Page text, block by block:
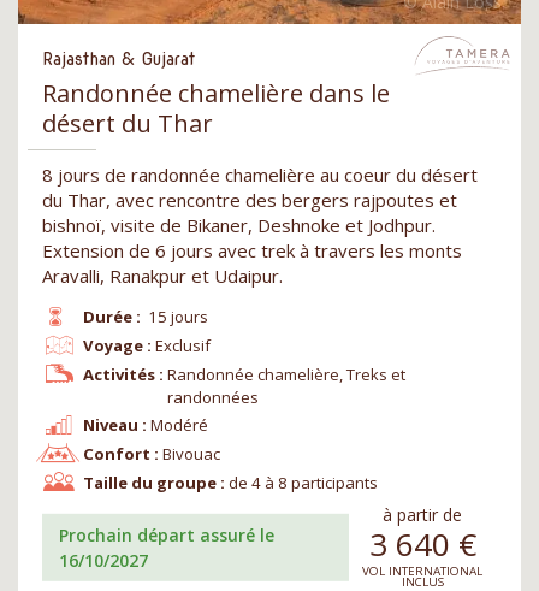
Rajasthan & Gujarat
Randonnée chamelière dans le
désert du Thar
8 jours de randonnée chamelière au coeur du désert
du Thar, avec rencontre des bergers rajpoutes et
bishnoï, visite de Bikaner, Deshnoke et Jodhpur.
Extension de 6 jours avec trek à travers les monts
Aravalli, Ranakpur et Udaipur.
Durée : 15 jours
Niveau : Modéré
Voyage : Exclusif
Confort : Bivouac
Activités : Randonnée chamelière, Treks et
randonnées
Taille du groupe : de 4 à 8 participants
Prochain départ assuré le
16/10/2027
à partir de
3 640 €
VOL INTERNATIONAL
INCLUS